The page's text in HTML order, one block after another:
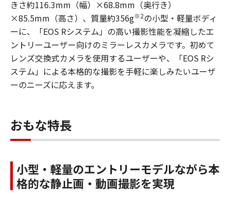
きさ約116.3mm（幅）×68.8mm（奥行き）
×85.5mm（高さ）、質量約356g※2の小型・軽量ボディ
ーに、「EOS Rシステム」の高い撮影性能を凝縮したエ
ントリーユーザー向けのミラーレスカメラです。初めて
レンズ交換式カメラを使用するユーザーや、「EOS Rシ
ステム」による本格的な撮影を手軽に楽しみたいユーザ
ーのニーズに応えます。
おもな特長
小型・軽量のエントリーモデルながら本
格的な静止画・動画撮影を実現